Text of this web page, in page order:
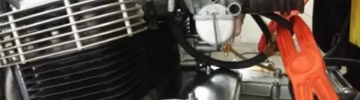
n
s
i
t